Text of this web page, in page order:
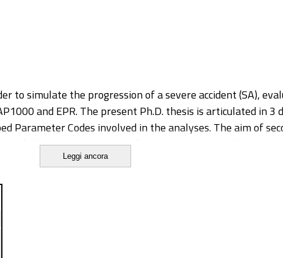
simulate the progression of a severe accident (SA),
and EPR. The present Ph.D. thesis is articulated in
Parameter Codes involved in the analyses. The aim of
to follow the progression of the test scenarios. The third
Leggi ancora